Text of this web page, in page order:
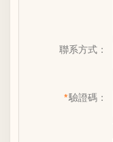
聯系方式：
*驗證碼：